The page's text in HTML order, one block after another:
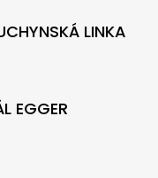
LINKA
EGGER